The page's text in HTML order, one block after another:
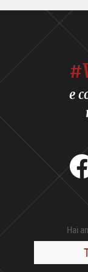
e
Hai